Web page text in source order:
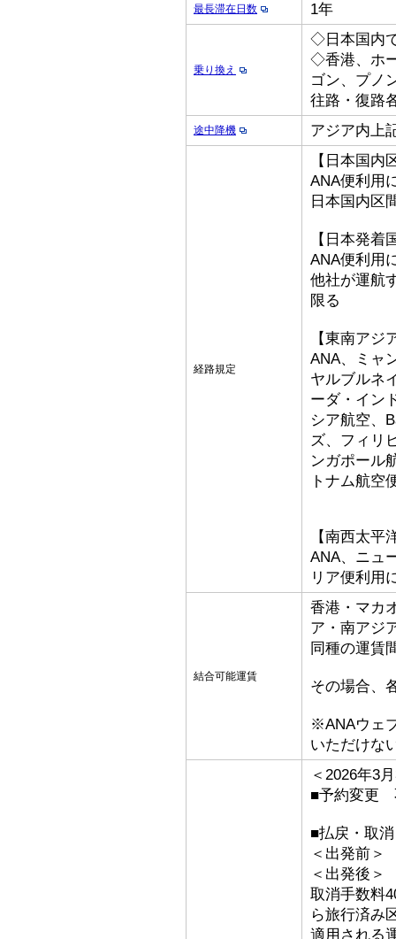
最長滞在日数 1年
乗り換え
◇日本国内
◇香港、ホ
ゴン、プノ
往路・復路
途中降機 アジア内上
経路規定
【日本国内
ANA便利用
日本国内区
【日本発着
ANA便利用
他社が運航
限る
【東南アジ
ANA、ミャ
ヤルブルネ
ーダ・イン
シア航空、
ズ、フィリ
ンガポール
トナム航空
【南西太平
ANA、ニュ
リア便利用
結合可能運賃
香港・マカ
ア・南アジ
同種の運賃
その場合、
※ANAウェ
いただけな
＜2026年3
■予約変更
■払戻・取消
＜出発前＞
＜出発後
取消手数料
ら旅行済み
適用される